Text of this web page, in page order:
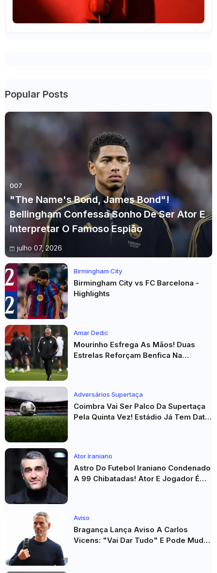
Popular Posts
007
"The Name's Bond, James Bond"!
Bellingham Confessa Sonho De Ser Ator E
Interpretar O Famoso Espião
julho 07, 2026
Birmingham City
Birmingham City vs FC Barcelona -
Highlights
Amar Dedic
Mourinho Esfrega As Mãos! Duas
Estrelas Reforçam Benfica Na
Adversários Supertaça
Coimbra Vai Ser Palco Da Supertaça
Pela Quinta Vez! Estádio Já Tem Data
Ator Iraniano
Astro Do Futebol Iraniano Condenado
A 99 Chibatadas! Ator E Jogador É
Aviso
Bragança Lança Aviso A Carlos
Vicens: "Vai Dar Tudo" E Pode Mudar